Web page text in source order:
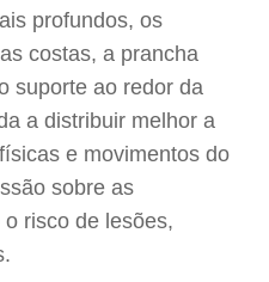
profundos, os
costas, a prancha
suporte ao redor da
a distribuir melhor a
e movimentos do
sobre as
risco de lesões,